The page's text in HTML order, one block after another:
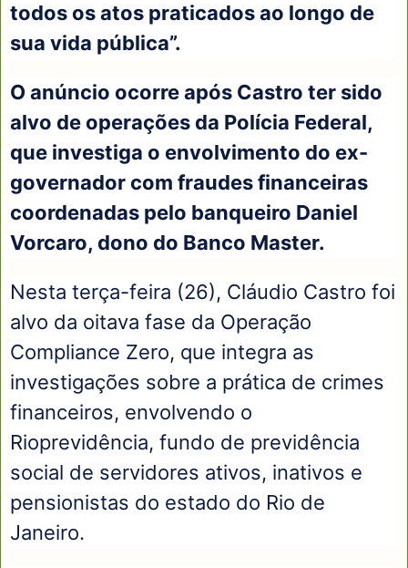
todos os atos praticados ao longo de
sua vida pública”.
O anúncio ocorre após Castro ter sido
alvo de operações da Polícia Federal,
que investiga o envolvimento do ex-
governador com fraudes financeiras
coordenadas pelo banqueiro Daniel
Vorcaro, dono do Banco Master.
Nesta terça-feira (26), Cláudio Castro foi
alvo da oitava fase da Operação
Compliance Zero, que integra as
investigações sobre a prática de crimes
financeiros, envolvendo o
Rioprevidência, fundo de previdência
social de servidores ativos, inativos e
pensionistas do estado do Rio de
Janeiro.